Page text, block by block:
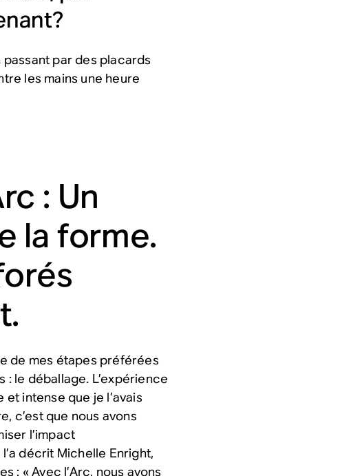
par des placards
les mains une heure
: Un
la forme.
de mes étapes préférées
: le déballage. L’expérience
intense que je l’avais
c’est que nous avons
l’impact
décrit Michelle Enright,
: « Avec l’Arc, nous avons